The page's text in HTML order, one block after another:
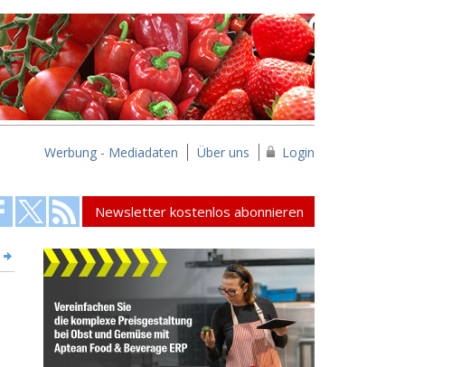
Werbung - Mediadaten Über uns Login
Newsletter kostenlos abonnieren